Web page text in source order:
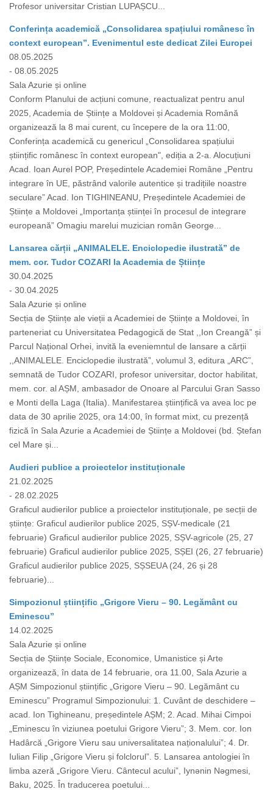
Profesor universitar Cristian LUPAȘCU...
Conferința academică „Consolidarea spațiului românesc în
context european”. Evenimentul este dedicat Zilei Europei
08.05.2025
- 08.05.2025
Sala Azurie și online
Conform Planului de acțiuni comune, reactualizat pentru anul
2025, Academia de Științe a Moldovei și Academia Română
organizează la 8 mai curent, cu începere de la ora 11:00,
Conferința academică cu genericul „Consolidarea spațiului
științific românesc în context european", ediția a 2-a. Alocuțiuni
Acad. Ioan Aurel POP, Președintele Academiei Române „Pentru
integrare în UE, păstrând valorile autentice și tradițiile noastre
seculare” Acad. Ion TIGHINEANU, Președintele Academiei de
Științe a Moldovei „Importanța științei în procesul de integrare
europeană” Omagiu marelui muzician român George...
Lansarea cărții „ANIMALELE. Enciclopedie ilustrată” de
mem. cor. Tudor COZARI la Academia de Științe
30.04.2025
- 30.04.2025
Sala Azurie și online
Secția de Științe ale vieții a Academiei de Științe a Moldovei, în
parteneriat cu Universitatea Pedagogică de Stat ,,Ion Creangă” și
Parcul Național Orhei, invită la eveniemntul de lansare a cărții
,,ANIMALELE. Enciclopedie ilustrată”, volumul 3, editura „ARC”,
semnată de Tudor COZARI, profesor universitar, doctor habilitat,
mem. cor. al AȘM, ambasador de Onoare al Parcului Gran Sasso
e Monti della Laga (Italia). Manifestarea științifică va avea loc pe
data de 30 aprilie 2025, ora 14:00, în format mixt, cu prezență
fizică în Sala Azurie a Academiei de Științe a Moldovei (bd. Ștefan
cel Mare și...
Audieri publice a proiectelor instituționale
21.02.2025
- 28.02.2025
Graficul audierilor publice a proiectelor instituționale, pe secții de
științe: Graficul audierilor publice 2025, SȘV-medicale (21
februarie) Graficul audierilor publice 2025, SȘV-agricole (25, 27
februarie) Graficul audierilor publice 2025, SȘEI (26, 27 februarie)
Graficul audierilor publice 2025, SȘSEUA (24, 26 și 28
februarie)...
Simpozionul științific „Grigore Vieru – 90. Legământ cu
Eminescu”
14.02.2025
Sala Azurie și online
Secția de Științe Sociale, Economice, Umanistice și Arte
organizează, în data de 14 februarie, ora 11.00, Sala Azurie a
AȘM Simpozionul științific „Grigore Vieru – 90. Legământ cu
Eminescu” Programul Simpozionului: 1. Cuvânt de deschidere –
acad. Ion Tighineanu, președintele AȘM; 2. Acad. Mihai Cimpoi
„Eminescu în viziunea poetului Grigore Vieru”; 3. Mem. cor. Ion
Hadârcă „Grigore Vieru sau universalitatea naționalului”; 4. Dr.
Iulian Filip „Grigore Vieru și folclorul”. 5. Lansarea antologiei în
limba azeră „Grigore Vieru. Cântecul acului”, Iynǝnin Nǝgmesi,
Baku, 2025. În traducerea poetului...